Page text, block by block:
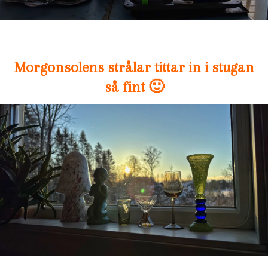
Morgonsolens strålar tittar in i stugan
så fint 🙂